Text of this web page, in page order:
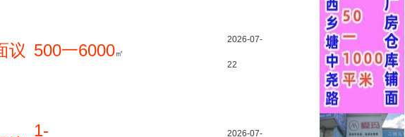
议 500一6000㎡
2026-07-
22
1-
2026-07-